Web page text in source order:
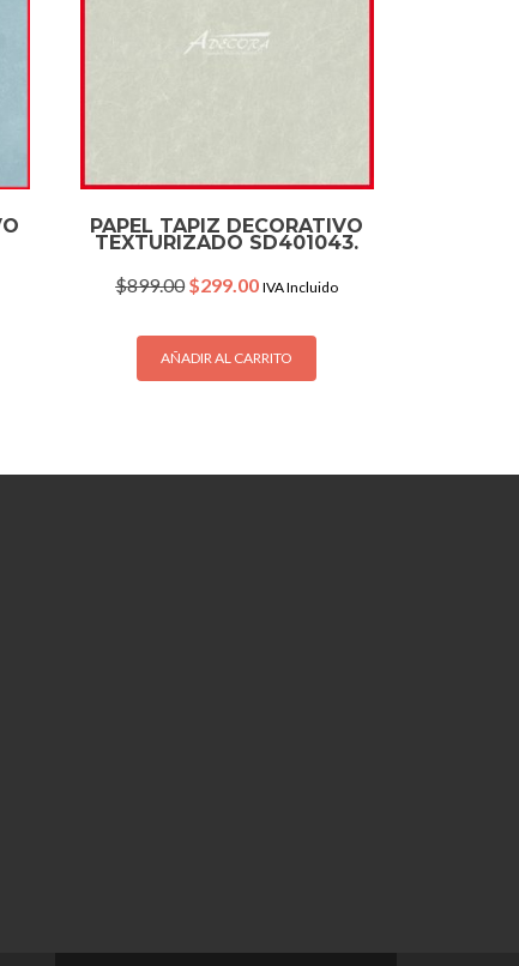
PAPEL TAPIZ DECORATIVO
TEXTURIZADO SD401043.
$899.00 Original
was:
$899.00.
$299.00Current
is:
$299.00.
IVA Incluido
AÑADIR AL CARRITO